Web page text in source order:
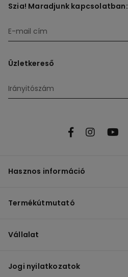
Szia! Maradjunk
Üzletkereső
Hasznos információ
Termékútmutató
Vállalat
Jogi nyilatkozatok